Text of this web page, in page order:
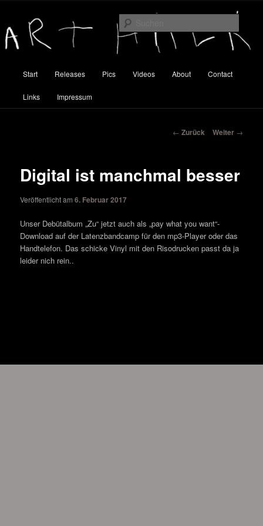
wechseln
Art Halk
Start Releases Pics Videos About Contact
Links Impressum
Beitragsnavigation
← Zurück Weiter →
Digital ist manchmal besser
Veröffentlicht am6. Februar 2017
Unser Debütalbum „Zu“ jetzt auch als „pay what you want“-
Download auf der Latenzbandcamp für den mp3-Player oder das
Handtelefon. Das schicke Vinyl mit den Risodrucken passt da ja
leider nich rein..